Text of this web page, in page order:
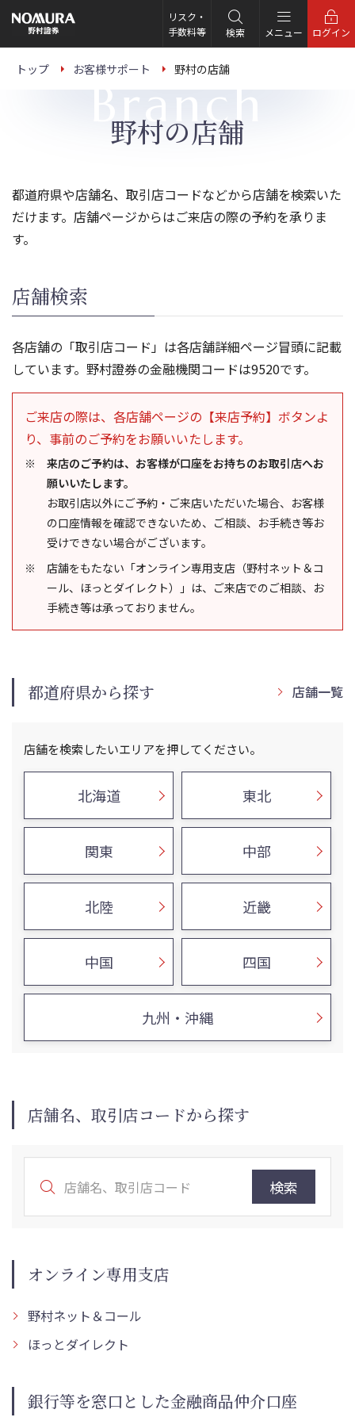
の
ー
リスク・
手数料等
検索 メニュー ログイン
トップ お客様サポート 野村の店舗
Branch
野村の店舗
都道府県や店舗名、取引店コードなどから店舗を検索いた
だけます。店舗ページからはご来店の際の予約を承りま
す。
店舗検索
各店舗の「取引店コード」は各店舗詳細ページ冒頭に記載
しています。野村證券の金融機関コードは9520です。
ご来店の際は、各店舗ページの【来店予約】ボタンよ
り、事前のご予約をお願いいたします。
来店のご予約は、お客様が口座をお持ちのお取引店へお
願いいたします。
お取引店以外にご予約・ご来店いただいた場合、お客様
の口座情報を確認できないため、ご相談、お手続き等お
受けできない場合がございます。
店舗をもたない「オンライン専用支店（野村ネット＆コ
ール、ほっとダイレクト）」は、ご来店でのご相談、お
手続き等は承っておりません。
都道府県から探す 店舗一覧
店舗を検索したいエリアを押してください。
北海道 東北
関東 中部
北陸 近畿
中国 四国
九州・沖縄
店舗名、取引店コードから探す
検索
オンライン専用支店
野村ネット＆コール
ほっとダイレクト
銀行等を窓口とした金融商品仲介口座